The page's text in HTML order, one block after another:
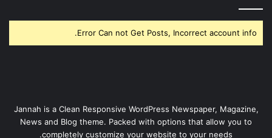
Error Can not Get Posts, Incorrect account info.
Jannah is a Clean Responsive WordPress Newspaper, Magazine,
News and Blog theme. Packed with options that allow you to
completely customize your website to your needs.